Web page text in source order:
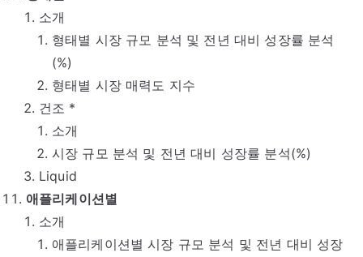
소개
형태별 시장 규모 분석 및 전년 대비 성장률 분석
(%)
형태별 시장 매력도 지수
건조 *
소개
시장 규모 분석 및 전년 대비 성장률 분석(%)
Liquid
애플리케이션별
소개
애플리케이션별 시장 규모 분석 및 전년 대비 성장